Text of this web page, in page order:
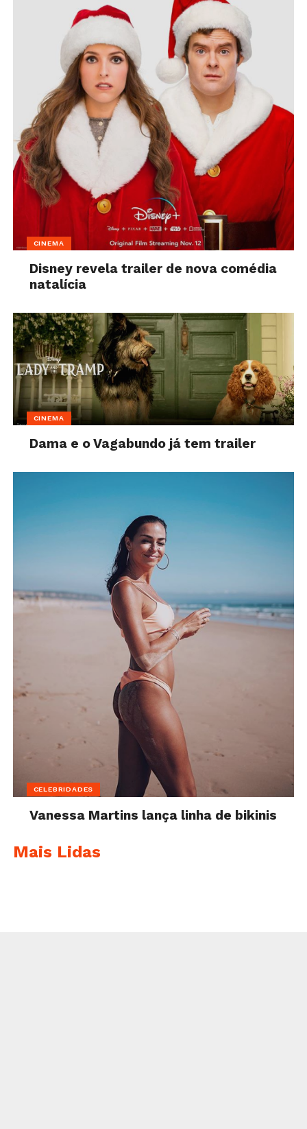
CINEMA
Disney revela trailer de nova comédia
natalícia
CINEMA
Dama e o Vagabundo já tem trailer
CELEBRIDADES
Vanessa Martins lança linha de bikinis
Mais Lidas